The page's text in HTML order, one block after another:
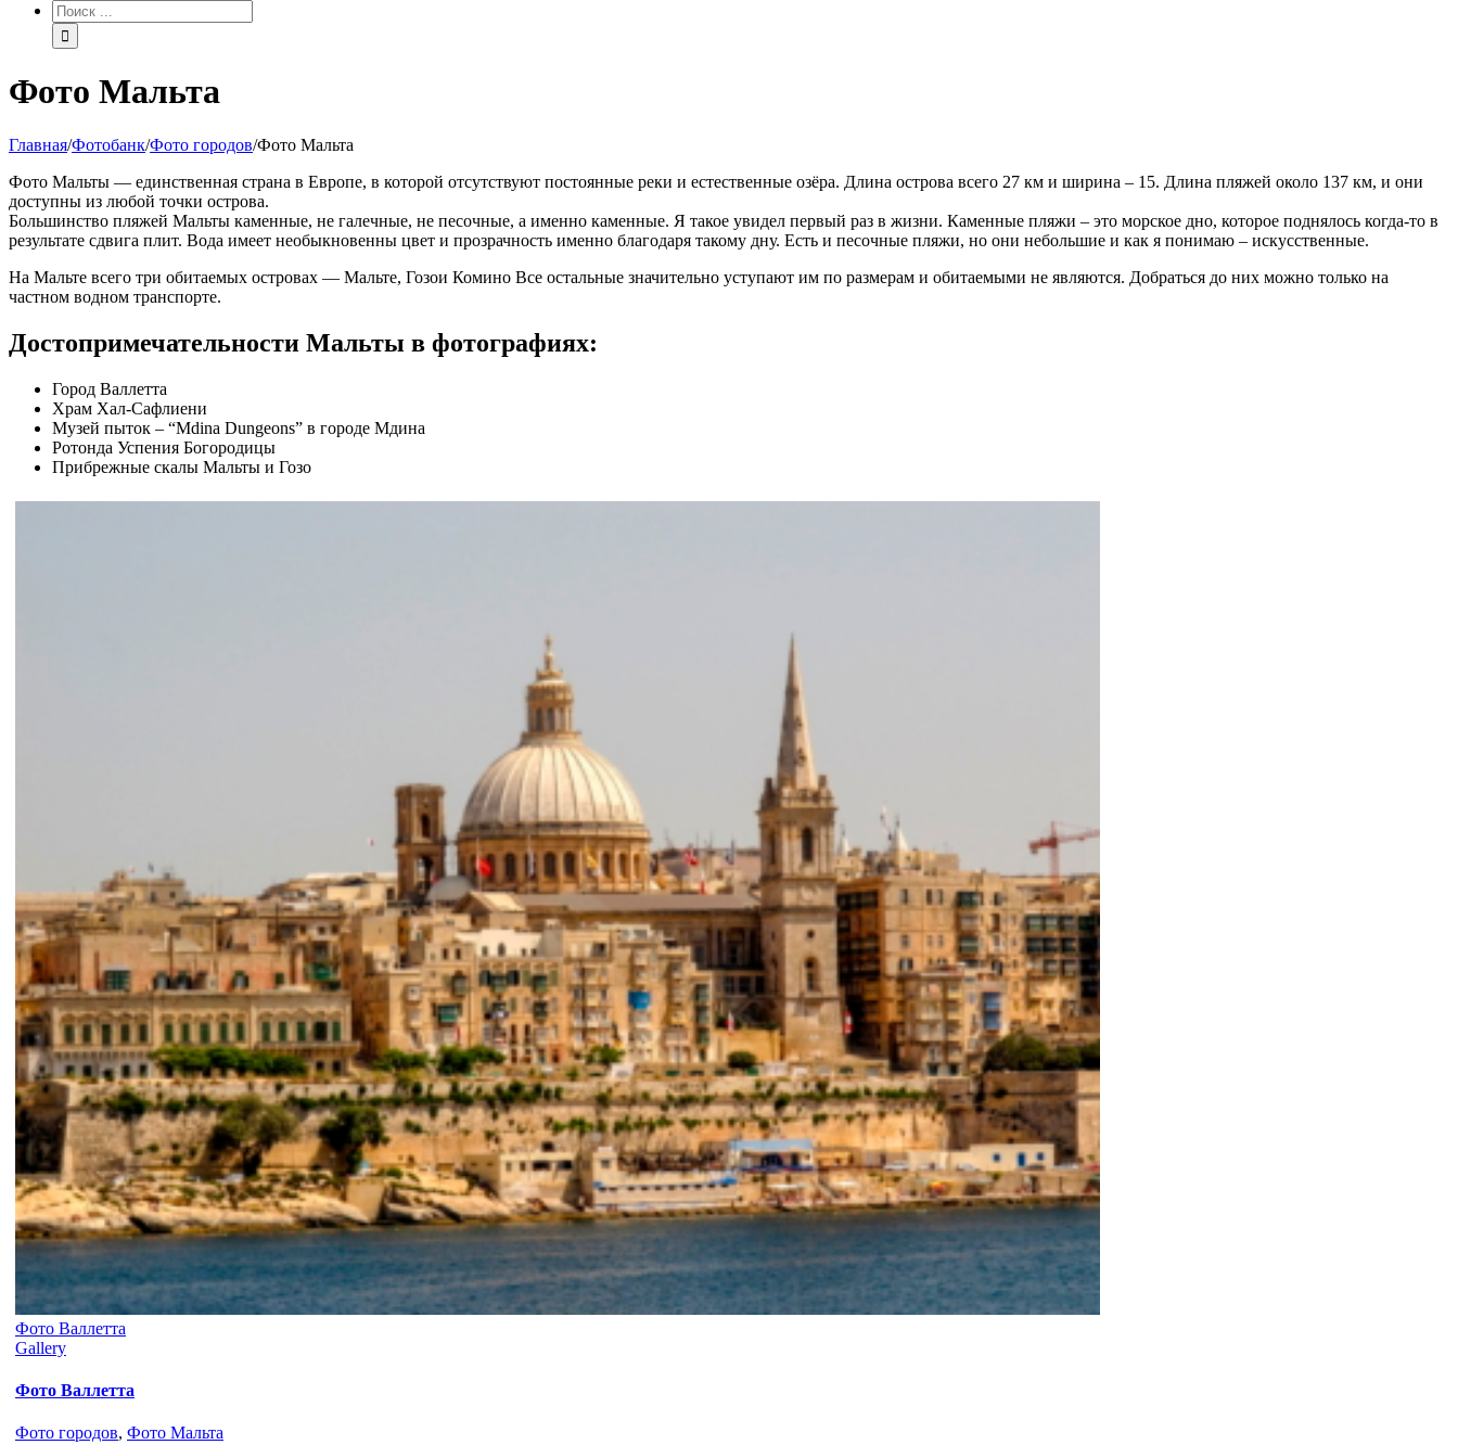
Фото Мальта
Главная/Фотобанк/Фото городов/Фото Мальта
Фото Мальты — единственная страна в Европе, в которой отсутствуют постоянные реки и естественные озёра. Длина острова всего 27 км и ширина – 15. Длина пляжей около 137 км, и они
доступны из любой точки острова.
Большинство пляжей Мальты каменные, не галечные, не песочные, а именно каменные. Я такое увидел первый раз в жизни. Каменные пляжи – это морское дно, которое поднялось когда-то в
результате сдвига плит. Вода имеет необыкновенны цвет и прозрачность именно благодаря такому дну. Есть и песочные пляжи, но они небольшие и как я понимаю – искусственные.
На Мальте всего три обитаемых островах — Мальте, Гозои Комино Все остальные значительно уступают им по размерам и обитаемыми не являются. Добраться до них можно только на
частном водном транспорте.
Достопримечательности Мальты в фотографиях:
Город Валлетта
Храм Хал-Сафлиени
Музей пыток – “Mdina Dungeons” в городе Мдина
Ротонда Успения Богородицы
Прибрежные скалы Мальты и Гозо
Фото Валлетта
Gallery
Фото Валлетта
Фото городов, Фото Мальта